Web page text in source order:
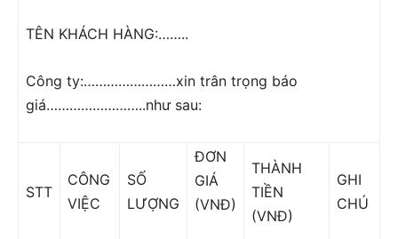
TÊN KHÁCH HÀNG:……..
Công ty:……………………xin trân trọng báo
giá……………………..như sau:
STT
CÔNG
VIỆC
SỐ
LƯỢNG
ĐƠN
GIÁ
(VNĐ)
THÀNH
TIỀN
(VNĐ)
GHI
CHÚ